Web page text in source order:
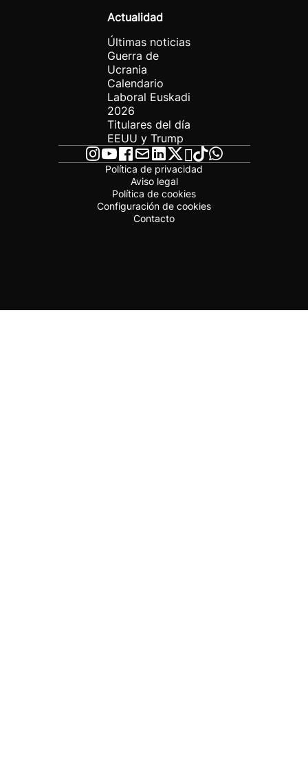
Actualidad
Últimas noticias
Guerra de
Ucrania
Calendario
Laboral Euskadi
2026
Titulares del día
EEUU y Trump
Política de privacidad
Aviso legal
Política de cookies
Configuración de cookies
Contacto